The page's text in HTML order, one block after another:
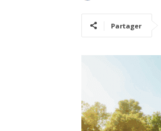
Partager